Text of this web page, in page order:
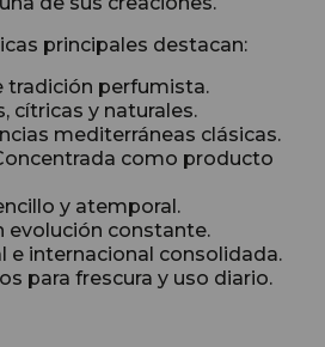
principales destacan:
tradición perfumista.
cítricas y naturales.
mediterráneas clásicas.
como producto
y atemporal.
evolución constante.
e internacional consolidada.
para frescura y uso diario.